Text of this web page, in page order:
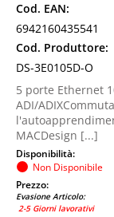
Cod. EAN:
6942160435541
Cod. Produttore:
DS-3E0105D-O
5 porte Ethernet
ADI/
MACDesign [...]
Disponibilità:
Non Disponibile
Prezzo:
Evasione Articolo:
2-5 Giorni lavorativi